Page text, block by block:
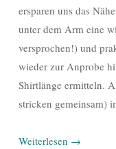
ersparen uns das
unter dem Arm eine
versprochen!) und
wieder zur Anprobe
Shirtlänge ermitteln.
stricken gemeinsam)
Weiterlesen →